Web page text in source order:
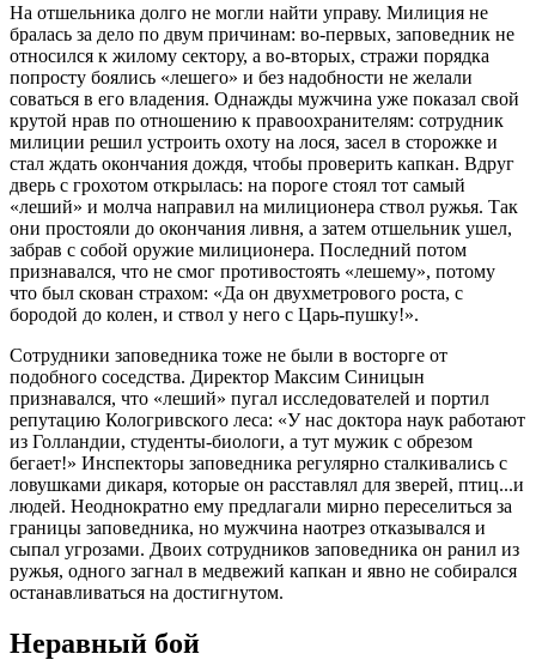
На отшельника долго не могли найти управу. Милиция не
бралась за дело по двум причинам: во-первых, заповедник не
относился к жилому сектору, а во-вторых, стражи порядка
попросту боялись «лешего» и без надобности не желали
соваться в его владения. Однажды мужчина уже показал свой
крутой нрав по отношению к правоохранителям: сотрудник
милиции решил устроить охоту на лося, засел в сторожке и
стал ждать окончания дождя, чтобы проверить капкан. Вдруг
дверь с грохотом открылась: на пороге стоял тот самый
«леший» и молча направил на милиционера ствол ружья. Так
они простояли до окончания ливня, а затем отшельник ушел,
забрав с собой оружие милиционера. Последний потом
признавался, что не смог противостоять «лешему», потому
что был скован страхом: «Да он двухметрового роста, с
бородой до колен, и ствол у него с Царь-пушку!».
Сотрудники заповедника тоже не были в восторге от
подобного соседства. Директор Максим Синицын
признавался, что «леший» пугал исследователей и портил
репутацию Кологривского леса: «У нас доктора наук работают
из Голландии, студенты-биологи, а тут мужик с обрезом
бегает!» Инспекторы заповедника регулярно сталкивались с
ловушками дикаря, которые он расставлял для зверей, птиц...и
людей. Неоднократно ему предлагали мирно переселиться за
границы заповедника, но мужчина наотрез отказывался и
сыпал угрозами. Двоих сотрудников заповедника он ранил из
ружья, одного загнал в медвежий капкан и явно не собирался
останавливаться на достигнутом.
Неравный бой